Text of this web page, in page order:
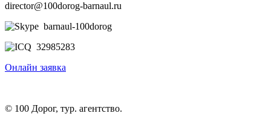
director@100dorog-barnaul.ru
barnaul-100dorog
32985283
Онлайн заявка
© 100 Дорог, тур. агентство.